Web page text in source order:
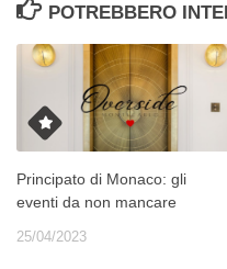
POTREBBERO
Principato di Monaco: gli
eventi da non mancare
25/04/2023